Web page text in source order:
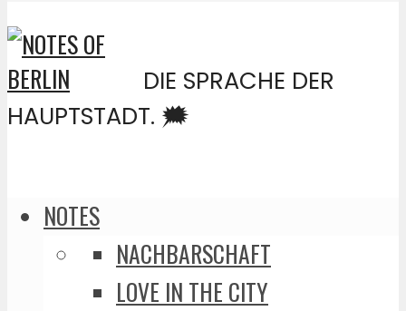
DIE SPRACHE DER
HAUPTSTADT. 🗯️
NOTES
NACHBARSCHAFT
LOVE IN THE CITY